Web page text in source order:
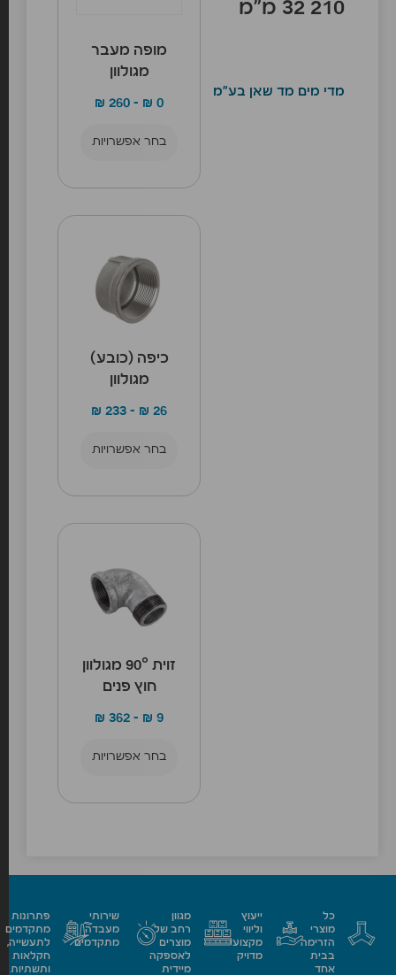
210 32 מ”מ
מדי מים מד שאן בע"מ
מופה מעבר
מגולוון
₪ 0
–
₪ 260
בחר אפשרויות
כיפה (כובע)
מגולוון
₪ 26
–
₪ 233
בחר אפשרויות
זוית 90° מגולוון
חוץ פנים
₪ 9
–
₪ 362
בחר אפשרויות
כל
מוצרי
הזרימה
בבית
אחד
ייעוץ
וליווי
מקצועי
מדויק
מגוון
רחב של
מוצרים
לאספקה
מיידית
שירותי
מעבדה
מתקדמים
פתרונות
מתקדמים
לתעשייה,
חקלאות
ותשתיות